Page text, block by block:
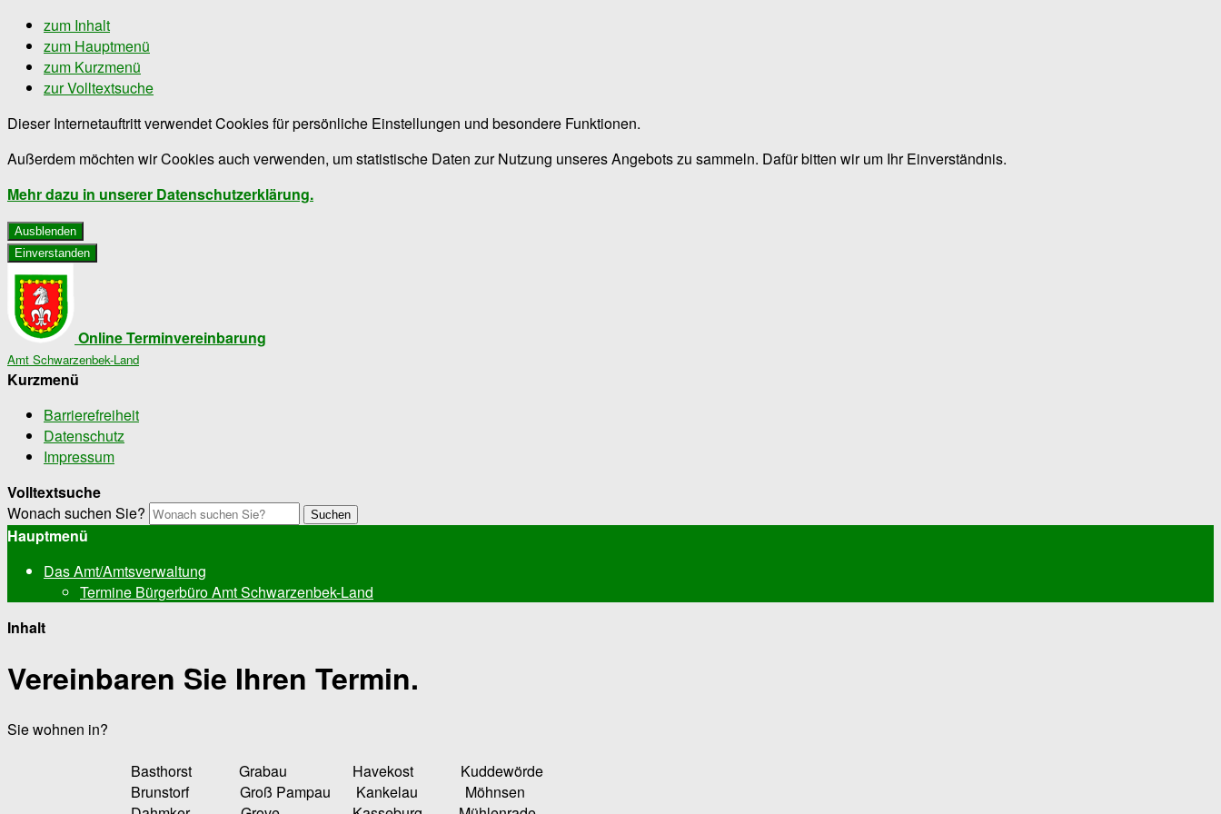
zum Inhalt
zum Hauptmenü
zum Kurzmenü
zur Volltextsuche
Dieser Internetauftritt verwendet Cookies für persönliche Einstellungen und besondere Funktionen.
Außerdem möchten wir Cookies auch verwenden, um statistische Daten zur Nutzung unseres Angebots zu sammeln. Dafür bitten wir um Ihr Einverständnis.
Mehr dazu in unserer Datenschutzerklärung.
Ausblenden
Einverstanden
Online Terminvereinbarung
Amt Schwarzenbek-Land
Kurzmenü
Barrierefreiheit
Datenschutz
Impressum
Volltextsuche
Wonach suchen Sie?
Suchen
Hauptmenü
Das Amt/Amtsverwaltung
Termine Bürgerbüro Amt Schwarzenbek-Land
Inhalt
Vereinbaren Sie Ihren Termin.
Sie wohnen in?
Basthorst Grabau Havekost Kuddewörde
Brunstorf Groß Pampau Kankelau Möhnsen